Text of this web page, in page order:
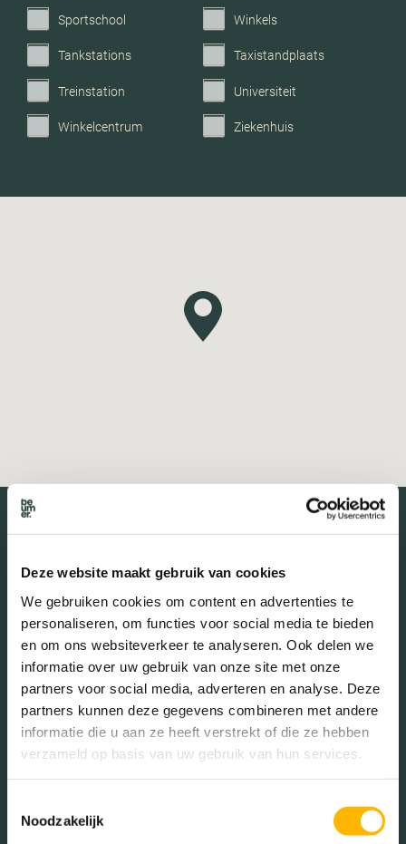
Deze website maakt gebruik van cookies
We gebruiken cookies om content en advertenties te
personaliseren, om functies voor social media te bieden
en om ons websiteverkeer te analyseren. Ook delen we
informatie over uw gebruik van onze site met onze
partners voor social media, adverteren en analyse. Deze
partners kunnen deze gegevens combineren met andere
informatie die u aan ze heeft verstrekt of die ze hebben
verzameld op basis van uw gebruik van hun services.
Noodzakelijk
Sportschool Winkels
Tankstations Taxistandplaats
Treinstation Universiteit
Winkelcentrum Ziekenhuis
De buurt
Burgerlijke staat in wijk
Gehuwd (27.60%)
Ongehuwd (64.09%)
Gescheiden (6.82%)
Verweduwd (1.48%)